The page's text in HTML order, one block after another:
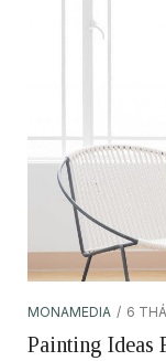
MONAMEDIA 6
Painting Ideas